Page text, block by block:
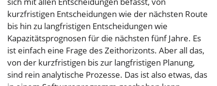
kurzfristigen Entscheidungen wie der nächsten Route
bis hin zu langfristigen Entscheidungen wie
Kapazitätsprognosen für die nächsten fünf Jahre. Es
ist einfach eine Frage des Zeithorizonts. Aber all das,
von der kurzfristigen bis zur langfristigen Planung,
sind rein analytische Prozesse. Das ist also etwas, das